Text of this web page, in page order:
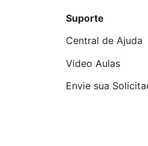
Suporte
Central de Ajuda
Video Aulas
Envie sua